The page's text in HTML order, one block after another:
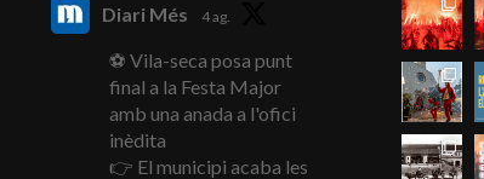
Diari Més 4 ag.
⚽ Vila-seca posa punt
final a la Festa Major
amb una anada a l'ofici
inèdita
👉 El municipi acaba les